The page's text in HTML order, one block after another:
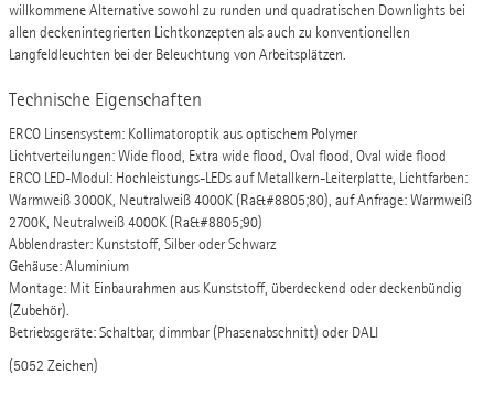
willkommene Alternative sowohl zu runden und quadratischen Downlights bei
allen deckenintegrierten Lichtkonzepten als auch zu konventionellen
Langfeldleuchten bei der Beleuchtung von Arbeitsplätzen.
Technische Eigenschaften
ERCO Linsensystem: Kollimatoroptik aus optischem Polymer
Lichtverteilungen: Wide flood, Extra wide flood, Oval flood, Oval wide flood
ERCO LED-Modul: Hochleistungs-LEDs auf Metallkern-Leiterplatte, Lichtfarben:
Warmweiß 3000K, Neutralweiß 4000K (Ra&#8805;80), auf Anfrage: Warmweiß
2700K, Neutralweiß 4000K (Ra&#8805;90)
Abblendraster: Kunststoff, Silber oder Schwarz
Gehäuse: Aluminium
Montage: Mit Einbaurahmen aus Kunststoff, überdeckend oder deckenbündig
(Zubehör).
Betriebsgeräte: Schaltbar, dimmbar (Phasenabschnitt) oder DALI
(5052 Zeichen)